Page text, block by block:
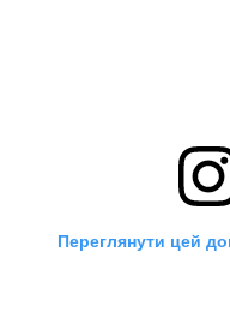
Переглянути цей